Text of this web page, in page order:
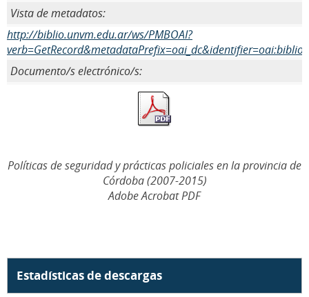
Vista de metadatos:
http://biblio.unvm.edu.ar/ws/PMBOAI?
Documento/s electrónico/s:
Políticas de seguridad y prácticas policiales en la provincia de
Córdoba (2007-2015)
Adobe Acrobat PDF
Estadísticas de descargas